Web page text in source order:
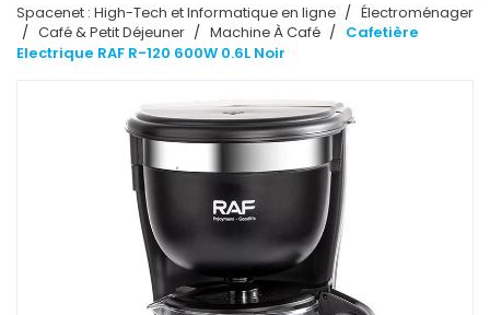
Spacenet : High-Tech et Informatique en ligne
Électroménager
Café & Petit Déjeuner
Machine À Café
Cafetière
Electrique RAF R-120 600W 0.6L Noir